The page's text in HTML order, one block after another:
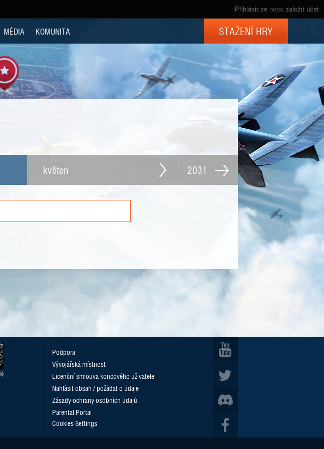
Přihlásit se nebo založit účet
MÉDIA KOMUNITA STAŽENÍ HRY
květen 2031
Podpora
Vývojářská místnost
Licenční smlouva koncového uživatele
Nahlásit obsah / požádat o údaje
Zásady ochrany osobních údajů
Parental Portal
Cookies Settings